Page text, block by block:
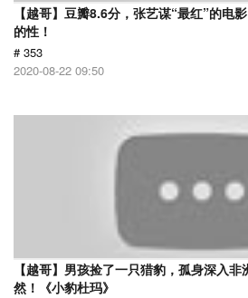
【越哥】豆瓣8.6分，张艺谋“最红”的电
的性！
# 353
2020-08-22 09:50
【越哥】男孩捡了一只猎豹，孤身深入
然！《小豹杜玛》